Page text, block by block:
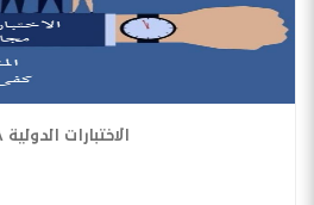
الاختبارات الدولية PISA